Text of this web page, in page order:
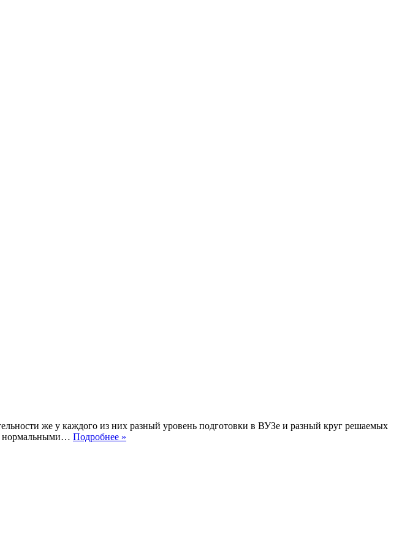
же у каждого из них разный уровень подготовки в ВУЗе и разный круг решаемых
нормальными… Подробнее »